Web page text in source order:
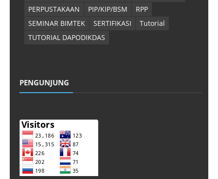
PERPUSTAKAAN
PIP/KIP/BSM
RPP
SEMINAR BIMTEK
SERTIFIKASI
Tutorial
TUTORIAL DAPODIKDAS
PENGUNJUNG